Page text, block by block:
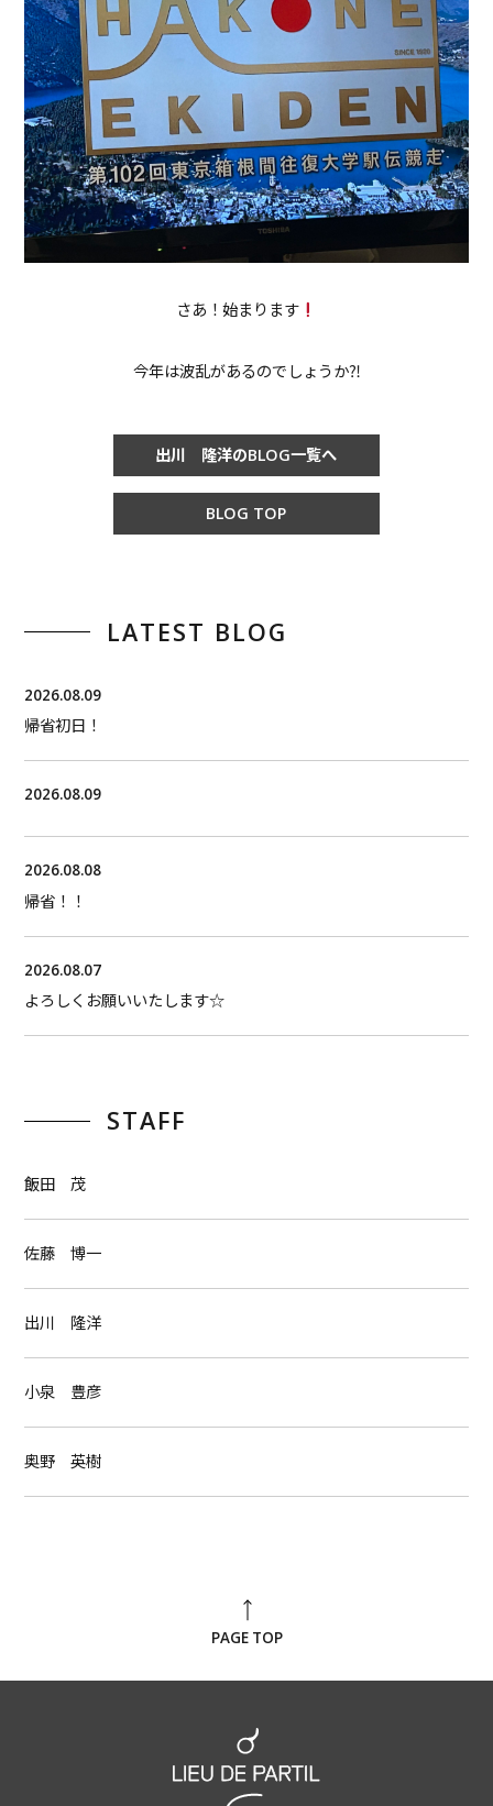
さあ！始まります
今年は波乱があるのでしょうか⁈
出川 隆洋のBLOG一覧へ
BLOG TOP
LATEST BLOG
2026.08.09
帰省初日！
2026.08.09
2026.08.08
帰省！！
2026.08.07
よろしくお願いいたします☆
STAFF
飯田 茂
佐藤 博一
出川 隆洋
小泉 豊彦
奥野 英樹
PAGE TOP